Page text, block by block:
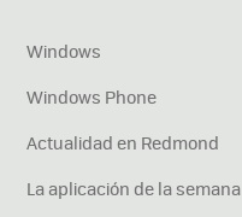
Windows
Windows Phone
Actualidad en Redmond
La aplicación de la semana